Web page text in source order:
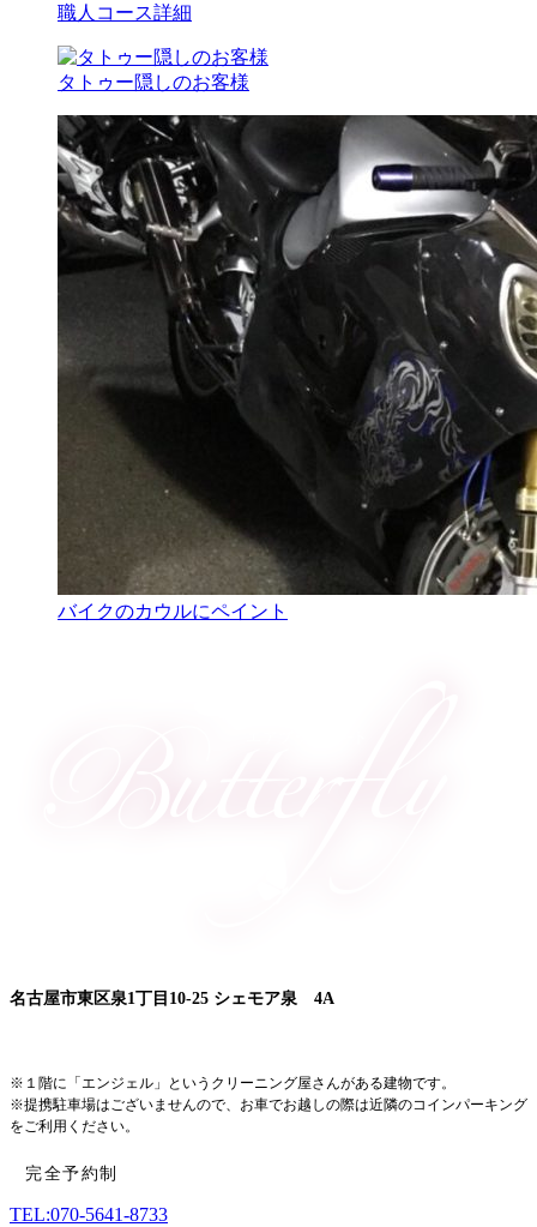
職人コース詳細
タトゥー隠しのお客様
バイクのカウルにペイント
名古屋市東区泉1丁目10-25 シェモア泉 4A
※１階に「エンジェル」というクリーニング屋さんがある建物です。
※提携駐車場はございませんので、お車でお越しの際は近隣のコインパーキング
をご利用ください。
完全予約制
TEL:070-5641-8733